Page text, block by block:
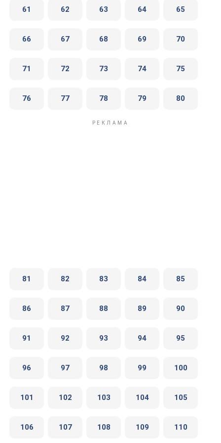
61 62 63 64 65
66 67 68 69 70
71 72 73 74 75
76 77 78 79 80
81 82 83 84 85
86 87 88 89 90
91 92 93 94 95
96 97 98 99 100
101 102 103 104 105
106 107 108 109 110